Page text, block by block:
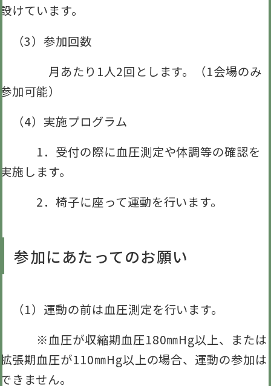
設けています。
（3）参加回数
月あたり1人2回とします。（1会場のみ
参加可能）
（4）実施プログラム
1．受付の際に血圧測定や体調等の確認を
実施します。
2．椅子に座って運動を行います。
参加にあたってのお願い
（1）運動の前は血圧測定を行います。
※血圧が収縮期血圧180㎜Hg以上、または
拡張期血圧が110㎜Hg以上の場合、運動の参加は
できません。